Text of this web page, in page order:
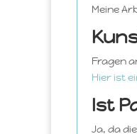
Meine
Fragen
Hier ist
Ist
Ja, da